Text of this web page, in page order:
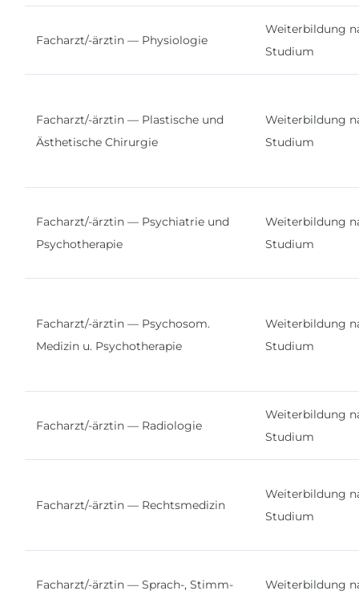
Facharzt/-ärztin — Physiologie
Weiterbildung
Studium
Facharzt/-ärztin — Plastische und
Ästhetische Chirurgie
Weiterbildung
Studium
Facharzt/-ärztin — Psychiatrie und
Psychotherapie
Weiterbildung
Studium
Facharzt/-ärztin — Psychosom.
Medizin u. Psychotherapie
Weiterbildung
Studium
Facharzt/-ärztin — Radiologie
Weiterbildung
Studium
Facharzt/-ärztin — Rechtsmedizin
Weiterbildung
Studium
Facharzt/-ärztin — Sprach-, Stimm-
Weiterbildung